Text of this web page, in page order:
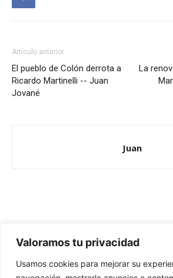
Valoramos tu privacidad
Usamos cookies para mejorar su
Artículo anterior
El pueblo de Colón derrota a
Ricardo Martinelli -- Juan
Jované
La
Juan
Redes Cristianas
Una mirada alternativa sobre la Iglesia católica y
- Colectivos de Redes Cristianas